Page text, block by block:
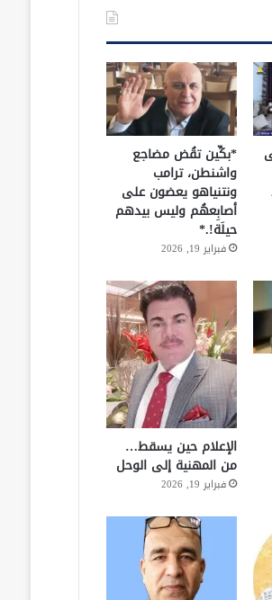
*بكِّين تقُض مضاجع
واشنطن، ترامب
ونتنياهو يعضون على
أصابِعهُم وليس بيدهم
حيلَة!.*
فبراير 19, 2026
الإعلام حين يسقط…
من المهنية إلى الوحل
فبراير 19, 2026